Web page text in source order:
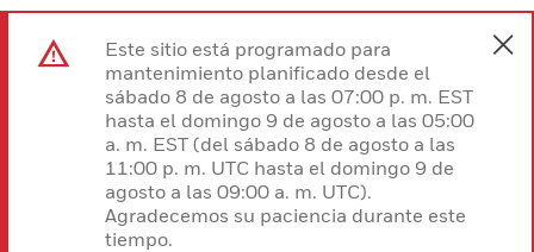
Este sitio está programado para
mantenimiento planificado desde el
sábado 8 de agosto a las 07:00 p. m. EST
hasta el domingo 9 de agosto a las 05:00
a. m. EST (del sábado 8 de agosto a las
11:00 p. m. UTC hasta el domingo 9 de
agosto a las 09:00 a. m. UTC).
Agradecemos su paciencia durante este
tiempo.